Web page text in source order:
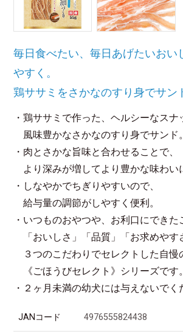
毎日食べたい、毎日あげたいおい
やすく。
鶏ササミをさかなのすり身でサン
・鶏ササミで作った、ヘルシーなスナ
風味豊かなさかなのすり身でサンド。
・肉とさかな旨味と合わせることで、
より深みが増してより豊かな味わい
・しなやかでちぎりやすいので、
給与量の調節がしやすく便利。
・いつものおやつや、お利口にできた
「おいしさ」「品質」「お求めやす
３つのこだわりでセレクトした自慢
《ごほうびセレクト》シリーズです。
・２ヶ月未満の幼犬には与えないでく
JANコード 4976555824438